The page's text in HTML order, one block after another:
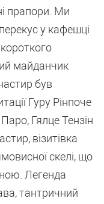
прапори. Ми
у кафешці
майданчик
був
Гуру Рінпоче
Гялце Тензін
візитівка
скелі, що
Легенда
тантричний